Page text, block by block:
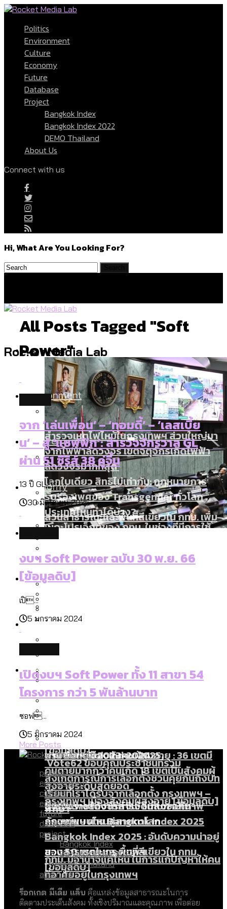
Politics
Environment
Culture
Economy
Future
Database
Project
Bangkok Index
Bangkok Index 2022
DEMO Thailand
About Us
Connect with us
Hi, What Are You Looking For?
Rocket Media Lab
Politics
สำรวจร่างงบปี 70 ของ กทม. สำนักการ
จราจรฯ เพิ่ม 150% มีเพียง 5 เขตที่งบเพิ่ม
โดยเขตจตุจักรสูงสุด
ใหม่จะมีงบฯ ประมาณเท่าไร
สมุดจดการบ้าน ส.ก. 2569 : แต่ละเขตมี
Vote62 ขอบคุณประชาชนที่ร่วม
สังเกตการณ์การเลือกตั้งชวนคุยกันถึงบท
เรียนที่เราได้รับจากเลือกตั้ง กรุงเทพฯ –
พัทยา
กทม. มีอำนาจแค่ไหน ในการแก้ปัญหาให้คน
ที่อาศัยอยู่ในกรุงเทพฯ
Environment
สำรวจเหตุไฟไหม้ในกรุงเทพฯ ส่วนใหญ่มา
จากไฟฟ้าลัดวงจร เขตจตุจักรเกิดไฟฟ้า
ลัดวงจรมากที่สุด
สวนสาธารณะและพื้นที่สีเขียวใน กทม. เพิ่ม
ขึ้นและเข้าถึงได้มากน้อยแค่ไหน
ขยะมูลฝอย 2568 [ข้อมูลดิบ]
งบระบายน้ำ-ป้องกันน้ำท่วม 4 ปี (2566-
2569) ของ กทม. ในยุคชัชชาติ ลงเขตไหน
ทำอะไรบ้าง
Culture
โลกใบเดียว สิทธิไม่เท่ากัน: กฎหมายการ
รับรองเพศของ Transgender ทั่วโลก
ประเทศไหนทำได้บ้าง?
สำรวจ Hate Speech ที่ถูกผลิตซ้ำผ่าน
วิดีโอ AI ในช่วงความขัดแย้งไทย-กัมพูชา
ความเกลียดชังที่ขายได้ : สำรวจ Hate
Speech ที่ถูกผลิตซ้ำผ่านวิดีโอ AI ในช่วง
ความขัดแย้งไทย-กัมพูชา
คอนเสิร์ตและแฟนมีตติ้งในไทยจำนวน 526
งาน ตั้งแต่ปี 2023-2024
ปีนกำแพงส่องซีรีส์จีน: จีนส่งออกภาพ
ลักษณ์แบบไหนสู่สายตาโลก
Economy
เมกะโปรเจ็กต์ของ กทม. ในช่วงที่มีการใช้
งบคาบเกี่ยวในยุคชัชชาติ มีอะไร ใช้งบแค่
ไหน
ควันบุหรี่ที่เข้าปอด [ข้อมูลดิบ]
สำรวจเศรษฐกิจในกรุงเทพฯ ผ่าน
Bangkok Index 2025
สำรวจงบประมาณรายเขตในกรุงเทพฯ
ผ่าน Bangkok Index 2025
สำรวจรายได้จากการจัดเก็บภาษีใน
กรุงเทพฯ ผ่าน Bangkok Index 2025
Future
สังคมผู้สูงอายุไทย [ข้อมูลดิบ]
สำรวจสังคมผู้สูงอายุไทย : 6 จังหวัดเป็น
ตายมากกว่าเกิด
กรุงเทพฯ เมืองสังคมผู้สูงอายุ : 36 เขตมี
คนตายมากกว่าคนเกิด 18 เขตเป็นสังคมผู้
สูงอายุระดับสุดยอด
Bangkok Index 2025 : อันดับความน่าอยู่
ของ 50 เขตในกรุงเทพฯ
Database
สังคมผู้สูงอายุไทย [ข้อมูลดิบ]
สำรวจเหตุไฟไหม้ในกรุงเทพฯ 2568
[ข้อมูลดิบ]
คำนำหน้านามและกฎหมายสมรสเท่าเทียม
[ข้อมูลดิบ]
กรุงเทพฯ เมืองสังคมผู้สูงอายุ [ข้อมูลดิบ]
สวนสาธารณะและพื้นที่สีเขียวใน กทม.
[ข้อมูลดิบ]
Project
Bangkok Index 2022
DEMO Thailand
About Us
All Posts Tagged "soft
Power"
จาก ‘เล่นเพื่อน’ – ‘ทอมดี้’ – ‘เลสเบี้ย
น’ – สู่ ‘แซฟฟิก’: สำรวจจักรวาล GL
ผ่าน 51 ซีรีส์ 38 คู่จิ้น
13 ปี GL ...
30 มิถุนายน 2025
งบฯ Soft Power ฉบับ 30 พ.ย. 66
[ข้อมูลดิบ]
เปิ...
5 มกราคม 2024
เปิดงบฯ Soft Power ทั้ง 11 สาขา 54
โครงการ กว่า 5 พันล้านบาท
ซอฟ...
5 มกราคม 2024
More Posts
politics
environment
culture
economy
future
database
project
Bangkok Index
Bangkok Index 2022
DEMO Thailand
about us
ร็อกเกต มีเดีย แล็บ คือแหล่งข้อมูลสาธารณะในการ
ติดตามประเด็นสังคม ทั้งเชิงปริมาณและคุณภาพ เพื่อต่อย